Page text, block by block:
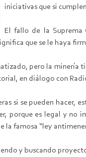
iniciativas que si
El fallo de la Suprema
que se le haya
pero la minería
en diálogo con
si se pueden
porque es legal y no
la famosa “ley
y buscando